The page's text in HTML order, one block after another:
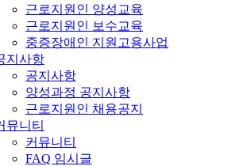
근로지원인 양성교육
근로지원인 보수교육
중증장애인 지원고용사업
지사항
공지사항
양성과정 공지사항
근로지원인 채용공지
뮤니티
커뮤니티
FAQ 임시글